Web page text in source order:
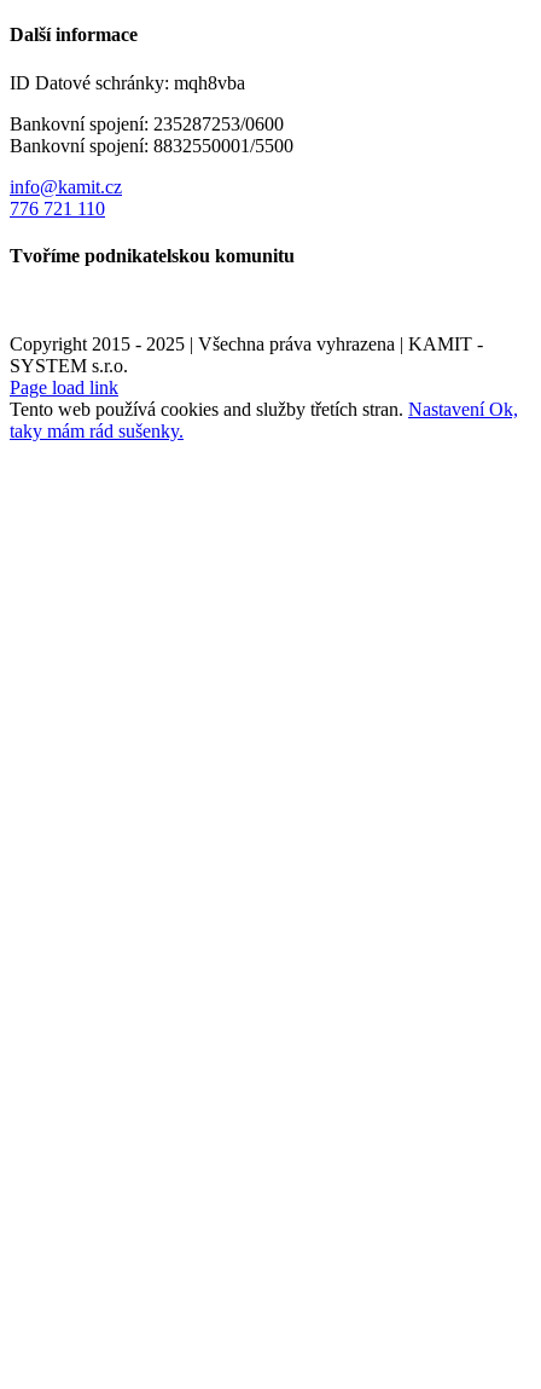
Další informace
ID Datové schránky: mqh8vba
Bankovní spojení: 235287253/0600
Bankovní spojení: 8832550001/5500
info@kamit.cz
776 721 110
Tvoříme podnikatelskou komunitu
Copyright 2015 - 2025 | Všechna práva vyhrazena | KAMIT -
SYSTEM s.r.o.
Page load link
Tento web používá cookies and služby třetích stran. NastaveníOk,
taky mám rád sušenky.